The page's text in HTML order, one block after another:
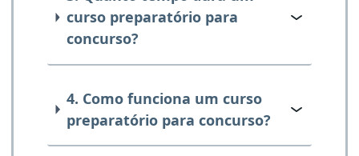
curso preparatório para
concurso?
4. Como funciona um curso
preparatório para concurso?